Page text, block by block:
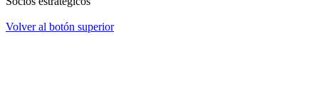
Volver al botón superior